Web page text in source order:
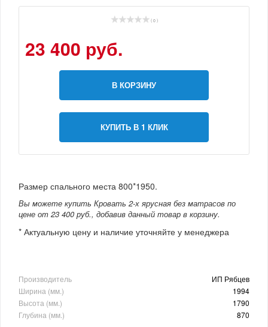
( 0 )
23 400 руб.
В КОРЗИНУ
КУПИТЬ В 1 КЛИК
Размер спального места 800*1950.
Вы можете купить Кровать 2-х ярусная без матрасов по
цене от 23 400 руб., добавив данный товар в корзину.
* Актуальную цену и наличие уточняйте у менеджера
Производитель
ИП Рябцев
Ширина (мм.)
1994
Высота (мм.)
1790
Глубина (мм.)
870